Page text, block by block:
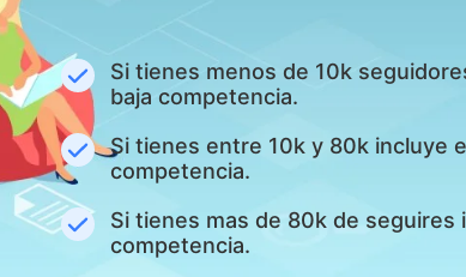
Si tienes menos de 10k
baja competencia.
Si tienes entre 10k y 80k incluye
competencia.
Si tienes mas de 80k de seguires
competencia.